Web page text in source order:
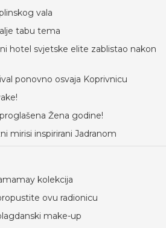
vala
tabu tema
hotel svjetske elite zablistao nakon
ponovno osvaja Koprivnicu
Žena godine!
mirisi inspirirani Jadranom
kolekcija
ovu radionicu
make-up